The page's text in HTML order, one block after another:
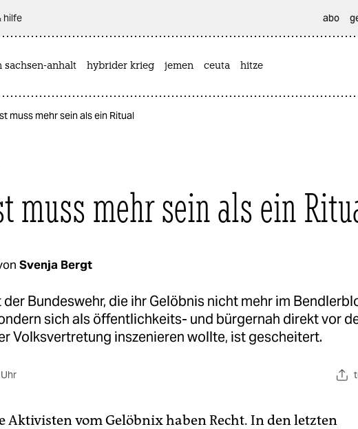
hilfe abo
sachsen-anhalt hybrider krieg jemen ceuta hitze
muss mehr sein als ein Ritual
muss mehr sein als ein
Svenja Bergt
Bundeswehr, die ihr Gelöbnis nicht mehr im
sich als öffentlichkeits- und bürgernah direkt vor
Volksvertretung inszenieren wollte, ist gescheitert.
Aktivisten vom Gelöbnix haben Recht. In den letzten